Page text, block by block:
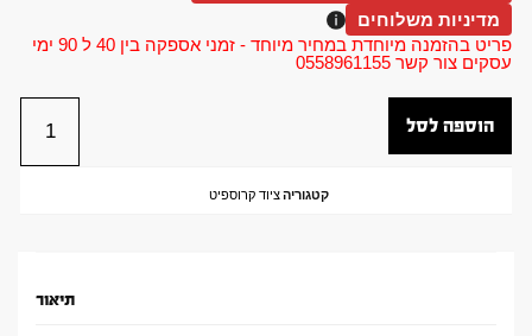
מדיניות משלוחים
פריט בהזמנה מיוחדת במחיר מיוחד - זמני אספקה בין 40 ל 90 ימי
עסקים צור קשר 0558961155
הוספה לסל
קטגוריהציוד קרוספיט
תיאור